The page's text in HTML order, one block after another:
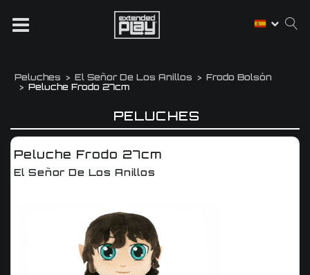
Peluches El Señor De Los Anillos
Frodo Bolsón
Peluche Frodo 27cm
PELUCHES
Peluche Frodo 27cm
El Señor De Los Anillos